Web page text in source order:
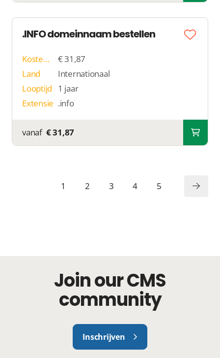
.INFO domeinnaam bestellen
Kosten p/j
€ 31,87
Land
Internationaal
Looptijd
1 jaar
Extensie .info
vanaf € 31,87
1 2 3 4 5
Join our CMS
community
Inschrijven